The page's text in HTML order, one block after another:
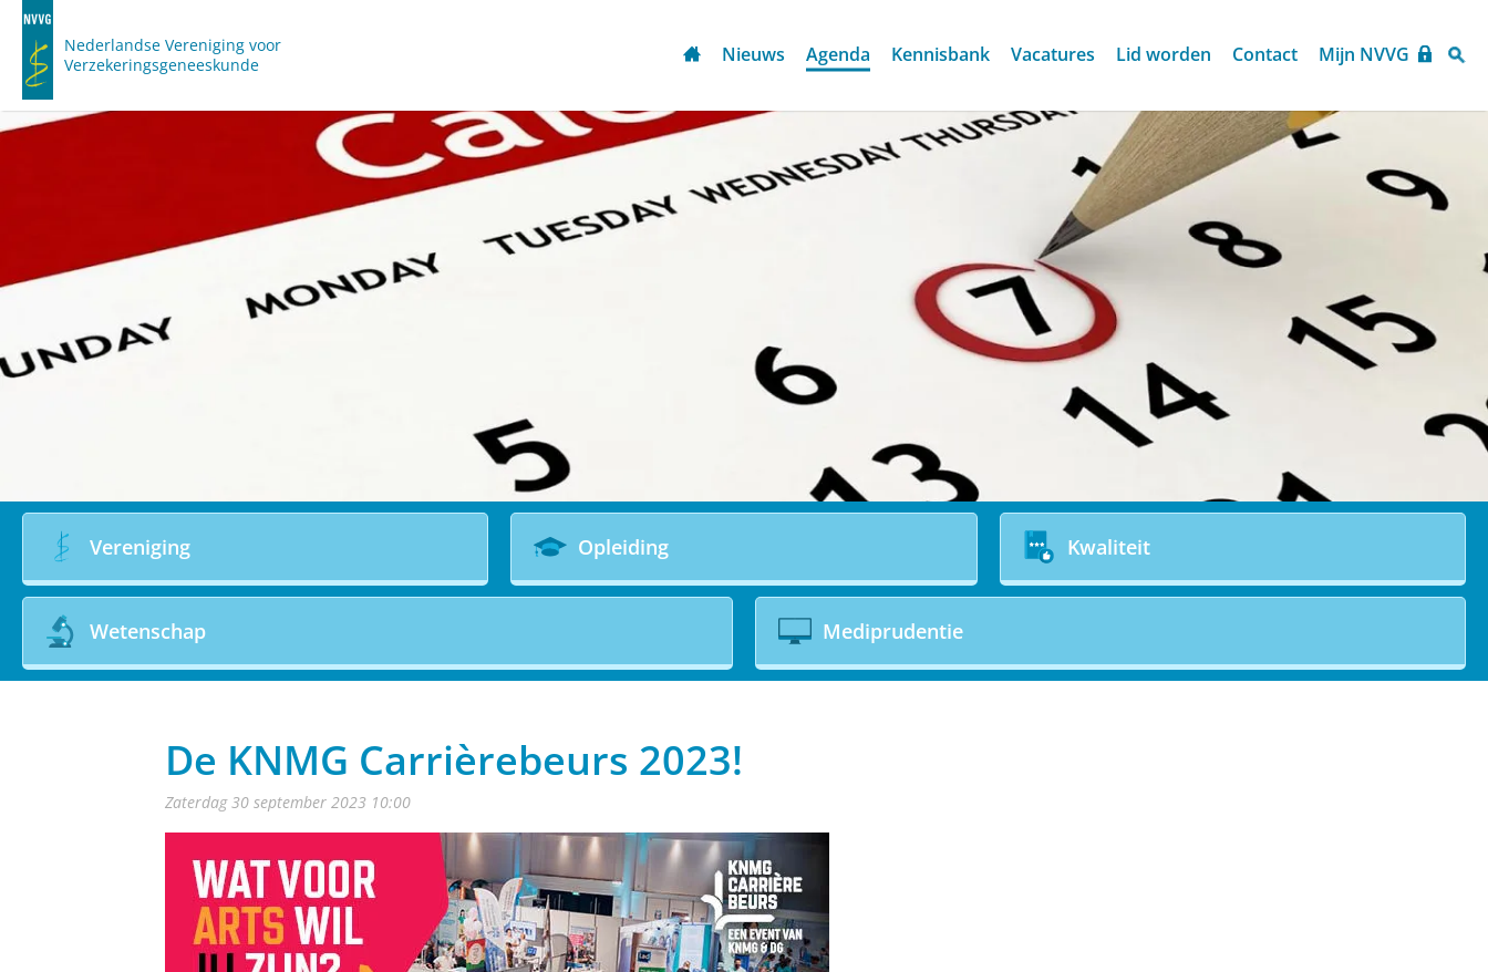
Nederlandse Vereniging voor
Verzekeringsgeneeskunde
Nieuws Agenda Kennisbank Vacatures Lid worden Contact Mijn NVVG
Vereniging Opleiding Kwaliteit
Wetenschap Mediprudentie
De KNMG Carrièrebeurs 2023!
zaterdag 30 september 2023 10:00